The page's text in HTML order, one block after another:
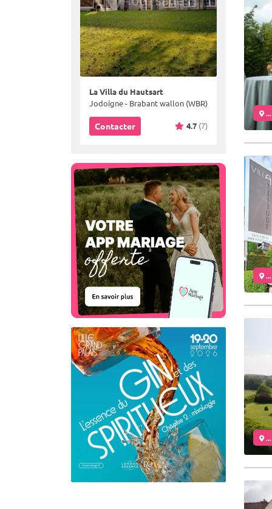
La Villa du Hautsart
Jodoigne - Brabant wallon (WBR)
Contacter 4.7 (7)
...
...
...